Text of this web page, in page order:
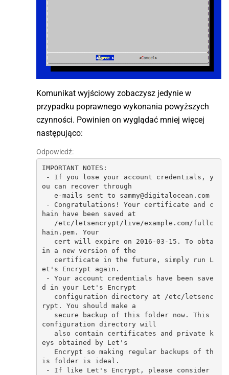
Komunikat wyjściowy zobaczysz jedynie w
przypadku poprawnego wykonania powyższych
czynności. Powinien on wyglądać mniej więcej
następująco:
Odpowiedź:
IMPORTANT NOTES:
ou can recover through
hain have been saved at
hain.pem. Your
in a new version of the
et's Encrypt again.
d in your Let's Encrypt
rypt. You should make a
configuration directory will
eys obtained by Let's
is folder is ideal.